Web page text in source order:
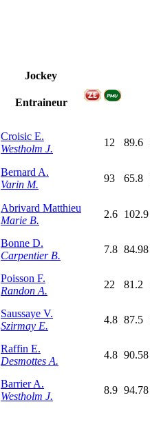
Jockey
Entraineur
Croisic E.
Westholm J.
12 89.6
Bernard A.
Varin M.
93 65.8
Abrivard Matthieu
Marie B.
2.6 102.9
Bonne D.
Carpentier B.
7.8 84.98
Poisson F.
Randon A.
22 81.2
Saussaye V.
Szirmay E.
4.8 87.5
Raffin E.
Desmottes A.
4.8 90.58
Barrier A.
Westholm J.
8.9 94.78